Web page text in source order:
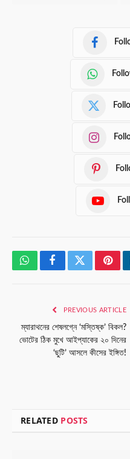
WhatsAppFacebookTwitter
PREVIOUS ARTICLE
ম্যারাথনের শেষলগ্নে ‘মস্তিষ্ক’ বিকল?
ভোটের ঠিক মুখে আইপ্যাকের ২০ দিনের
‘ছুটি’ আসলে কীসের ইঙ্গিত!
RELATED POSTS